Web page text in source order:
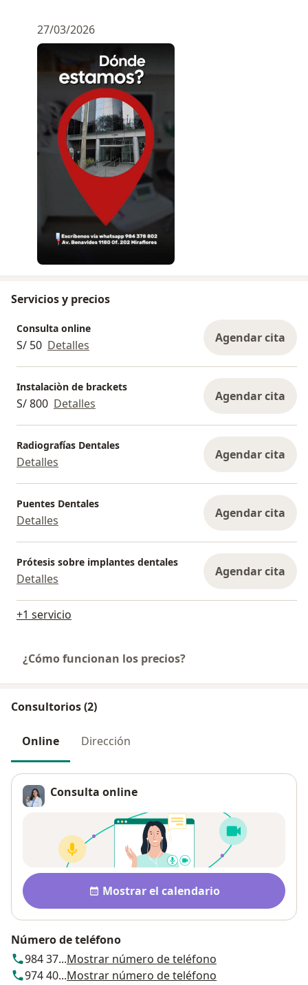
27/03/2026
Servicios y precios
Consulta online
S/ 50 Detalles Agendar cita
Instalaciòn de brackets
S/ 800 Detalles Agendar cita
Radiografías Dentales
Detalles Agendar cita
Puentes Dentales
Detalles Agendar cita
Prótesis sobre implantes dentales
Detalles Agendar cita
+1 servicio
¿Cómo funcionan los precios?
Consultorios (2)
Online Dirección
Consulta online
Disponibilidad
Mostrar el calendario
Número de teléfono
984 37...Mostrar número de teléfono
974 40...Mostrar número de teléfono